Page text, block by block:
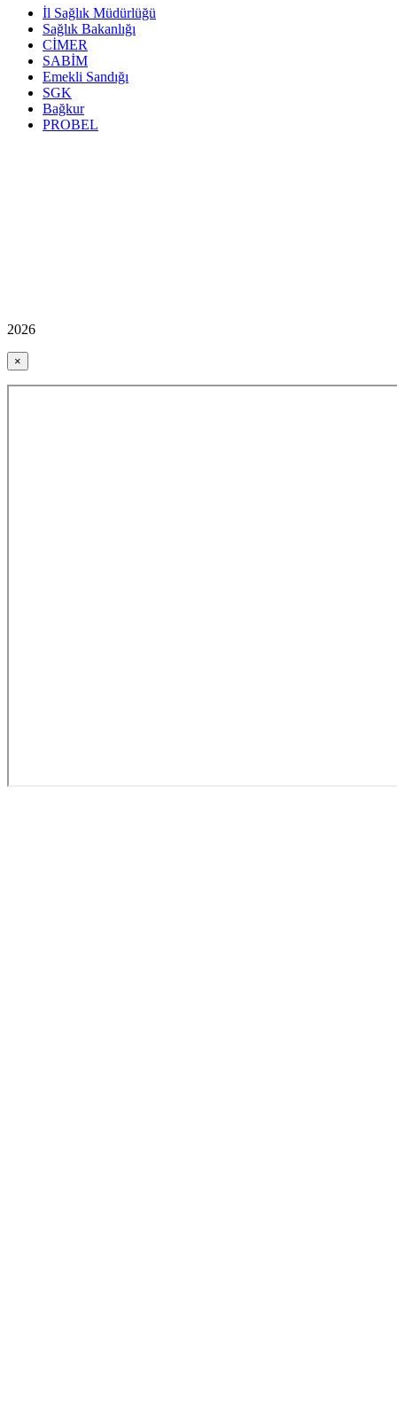
İl Sağlık Müdürlüğü
Sağlık Bakanlığı
CİMER
SABİM
Emekli Sandığı
SGK
Bağkur
PROBEL
2026
×